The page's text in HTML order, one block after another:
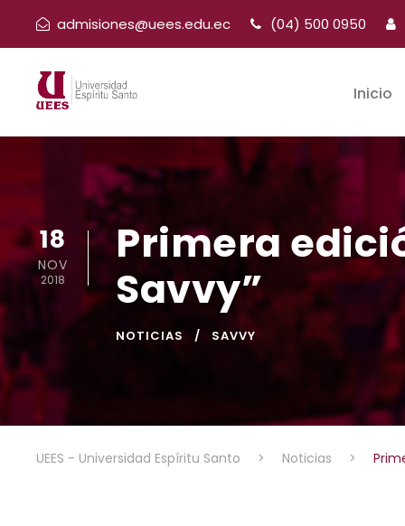
admisiones@uees.edu.ec (04) 500 0950
Inicio
18
NOV
2018
Primera
Savvy”
NOTICIAS SAVVY
UEES - Universidad Espíritu Santo > Noticias >